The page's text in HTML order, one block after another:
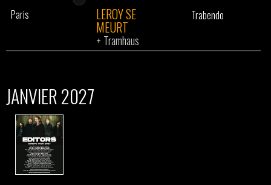
Paris
LEROY SE
MEURT
+ Tramhaus
Trabendo
JANVIER 2027